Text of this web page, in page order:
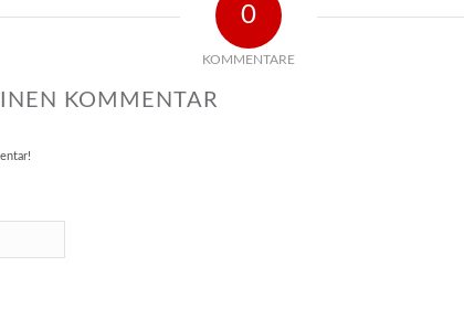
0
KOMMENTARE
KOMMENTAR